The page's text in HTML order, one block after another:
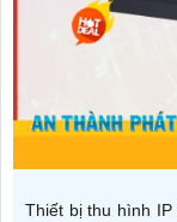
Thiết bị thu hình